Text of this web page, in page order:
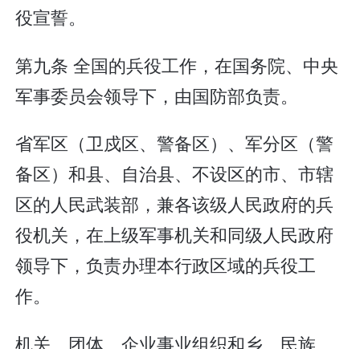
役宣誓。
第九条 全国的兵役工作，在国务院、中央
军事委员会领导下，由国防部负责。
省军区（卫戍区、警备区）、军分区（警
备区）和县、自治县、不设区的市、市辖
区的人民武装部，兼各该级人民政府的兵
役机关，在上级军事机关和同级人民政府
领导下，负责办理本行政区域的兵役工
作。
机关、团体、企业事业组织和乡、民族